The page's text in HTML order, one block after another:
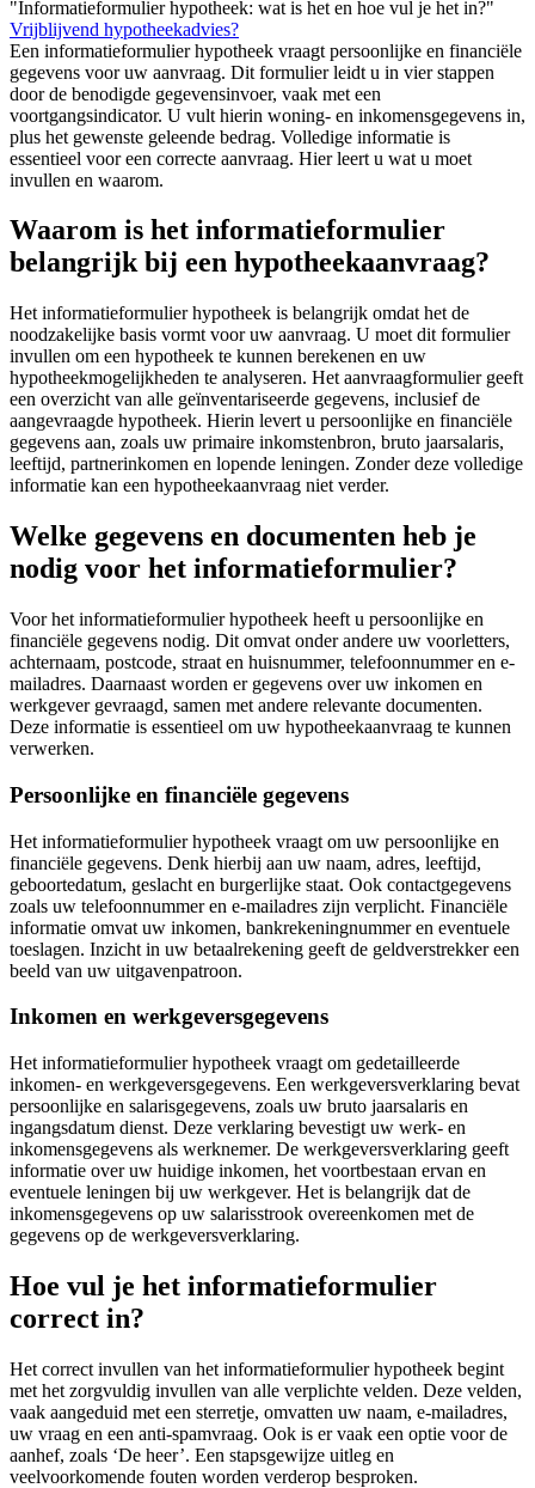
"Informatieformulier hypotheek: wat is het en hoe vul je het in?"
Vrijblijvend hypotheekadvies?
Een informatieformulier hypotheek vraagt persoonlijke en financiële
gegevens voor uw aanvraag. Dit formulier leidt u in vier stappen
door de benodigde gegevensinvoer, vaak met een
voortgangsindicator. U vult hierin woning- en inkomensgegevens in,
plus het gewenste geleende bedrag. Volledige informatie is
essentieel voor een correcte aanvraag. Hier leert u wat u moet
invullen en waarom.
Waarom is het informatieformulier
belangrijk bij een hypotheekaanvraag?
Het informatieformulier hypotheek is belangrijk omdat het de
noodzakelijke basis vormt voor uw aanvraag. U moet dit formulier
invullen om een hypotheek te kunnen berekenen en uw
hypotheekmogelijkheden te analyseren. Het aanvraagformulier geeft
een overzicht van alle geïnventariseerde gegevens, inclusief de
aangevraagde hypotheek. Hierin levert u persoonlijke en financiële
gegevens aan, zoals uw primaire inkomstenbron, bruto jaarsalaris,
leeftijd, partnerinkomen en lopende leningen. Zonder deze volledige
informatie kan een hypotheekaanvraag niet verder.
Welke gegevens en documenten heb je
nodig voor het informatieformulier?
Voor het informatieformulier hypotheek heeft u persoonlijke en
financiële gegevens nodig. Dit omvat onder andere uw voorletters,
achternaam, postcode, straat en huisnummer, telefoonnummer en e-
mailadres. Daarnaast worden er gegevens over uw inkomen en
werkgever gevraagd, samen met andere relevante documenten.
Deze informatie is essentieel om uw hypotheekaanvraag te kunnen
verwerken.
Persoonlijke en financiële gegevens
Het informatieformulier hypotheek vraagt om uw persoonlijke en
financiële gegevens. Denk hierbij aan uw naam, adres, leeftijd,
geboortedatum, geslacht en burgerlijke staat. Ook contactgegevens
zoals uw telefoonnummer en e-mailadres zijn verplicht. Financiële
informatie omvat uw inkomen, bankrekeningnummer en eventuele
toeslagen. Inzicht in uw betaalrekening geeft de geldverstrekker een
beeld van uw uitgavenpatroon.
Inkomen en werkgeversgegevens
Het informatieformulier hypotheek vraagt om gedetailleerde
inkomen- en werkgeversgegevens. Een werkgeversverklaring bevat
persoonlijke en salarisgegevens, zoals uw bruto jaarsalaris en
ingangsdatum dienst. Deze verklaring bevestigt uw werk- en
inkomensgegevens als werknemer. De werkgeversverklaring geeft
informatie over uw huidige inkomen, het voortbestaan ervan en
eventuele leningen bij uw werkgever. Het is belangrijk dat de
inkomensgegevens op uw salarisstrook overeenkomen met de
gegevens op de werkgeversverklaring.
Hoe vul je het informatieformulier
correct in?
Het correct invullen van het informatieformulier hypotheek begint
met het zorgvuldig invullen van alle verplichte velden. Deze velden,
vaak aangeduid met een sterretje, omvatten uw naam, e-mailadres,
uw vraag en een anti-spamvraag. Ook is er vaak een optie voor de
aanhef, zoals ‘De heer’. Een stapsgewijze uitleg en
veelvoorkomende fouten worden verderop besproken.